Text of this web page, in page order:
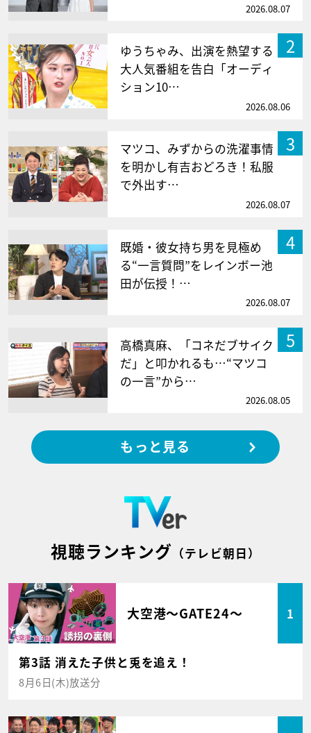
2026.08.07
2
ゆうちゃみ、出演を熱望する
大人気番組を告白「オーディ
ション10…
2026.08.06
3
マツコ、みずからの洗濯事情
を明かし有吉おどろき！私服
で外出す…
2026.08.07
4
既婚・彼女持ち男を見極め
る“一言質問”をレインボー池
田が伝授！…
2026.08.07
5
高橋真麻、「コネだブサイク
だ」と叩かれるも…“マツコ
の一言”から…
2026.08.05
もっと見る
視聴ランキング （テレビ朝日）
大空港～GATE24～ 1
第3話 消えた子供と兎を追え！
8月6日(木)放送分